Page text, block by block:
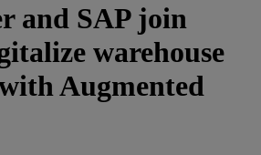
and SAP join
warehouse
Augmented